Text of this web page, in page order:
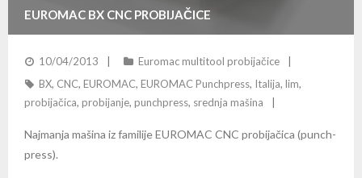
EUROMAC BX CNC PROBIJAČICE
10/04/2013
Euromac multitool probijačice
BX, CNC, EUROMAC, EUROMAC Punchpress, Italija, lim,
probijačica, probijanje, punchpress, srednja mašina
Najmanja mašina iz familije EUROMAC CNC probijačica (punch-
press).